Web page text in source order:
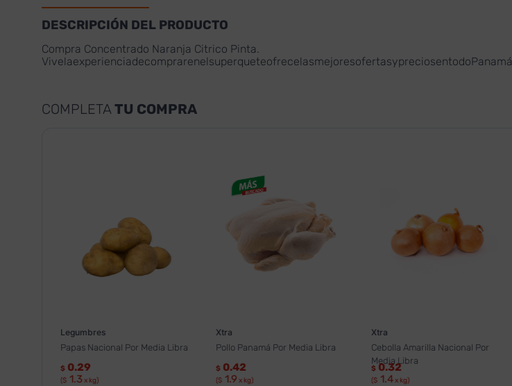
DESCRIPCIÓN DEL PRODUCTO
Compra Concentrado Naranja Citrico Pinta.
VivelaexperienciadecomprarenelsuperqueteofrecelasmejoresofertasypreciosentodoPanamá
COMPLETATU COMPRA
Legumbres
Papas Nacional Por Media Libra
$ 0.29
($ 1.3 x kg)
Xtra
Pollo Panamá Por Media Libra
$ 0.42
($ 1.9 x kg)
Xtra
Cebolla Amarilla Nacional Por
Media Libra
$ 0.32
($ 1.4x kg)